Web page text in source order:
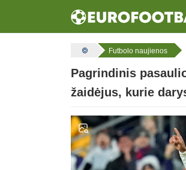
Futbolo naujienos
Pagrindinis
žaidėjus, kurie